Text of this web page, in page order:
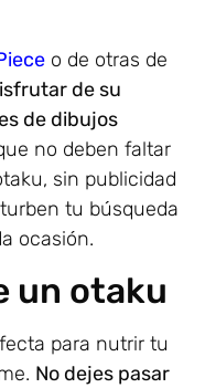
o de otras de
de su
de dibujos
no deben faltar
sin publicidad
tu búsqueda
ocasión.
un otaku
para nutrir tu
No dejes pasar